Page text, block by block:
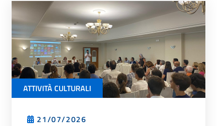
ATTIVITÀ CULTURALI
21/07/2026